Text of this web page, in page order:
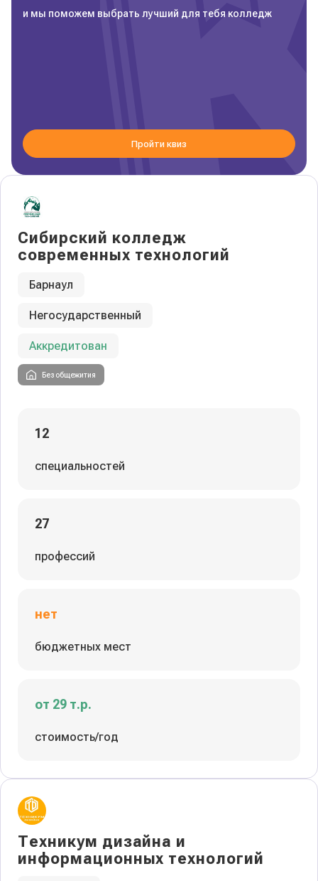
Сибирский колледж
современных технологий
Барнаул
Негосударственный
Аккредитован
Без общежития
12
специальностей
27
профессий
нет
бюджетных мест
от 29 т.р.
стоимость/год
Техникум дизайна и
информационных технологий
и мы поможем выбрать лучший для тебя колледж
Пройти квиз